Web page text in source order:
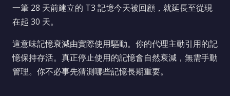
一筆 28 天前建立的 T3 記憶今天被回顧，就延長至從現
在起 30 天。
這意味記憶衰減由實際使用驅動。你的代理主動引用的記
憶保持存活。真正停止使用的記憶會自然衰減，無需手動
管理。你不必事先猜測哪些記憶長期重要。